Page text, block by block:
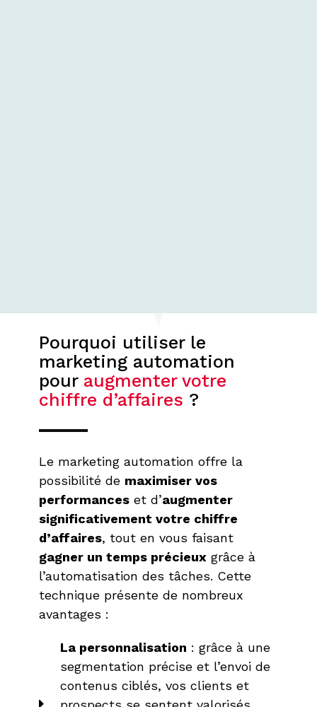
Pourquoi utiliser le
marketing automation
pour augmenter votre
chiffre d’affaires ?
Le marketing automation offre la
possibilité de maximiser vos
performanceset d’augmenter
significativement votre chiffre
d’affaires, tout en vous faisant
gagner un temps précieuxgrâce à
l’automatisation des tâches. Cette
technique présente de nombreux
avantages :
La personnalisation : grâce à une
segmentation précise et l’envoi de
contenus ciblés, vos clients et